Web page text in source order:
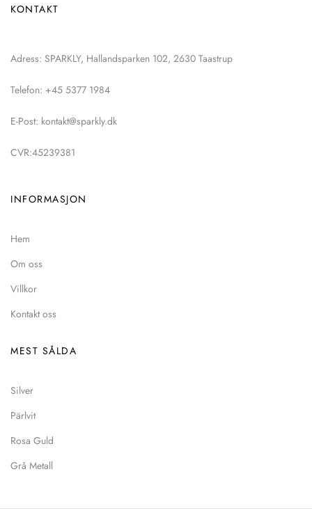
KONTAKT
Adress: SPARKLY, Hallandsparken 102, 2630 Taastrup
Telefon: +45 5377 1984
E-Post: kontakt@sparkly.dk
CVR:45239381
INFORMASJON
Hem
Om oss
Villkor
Kontakt oss
MEST SÅLDA
Silver
Pärlvit
Rosa Guld
Grå Metall